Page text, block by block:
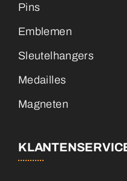
Pins
Emblemen
Sleutelhangers
Medailles
Magneten